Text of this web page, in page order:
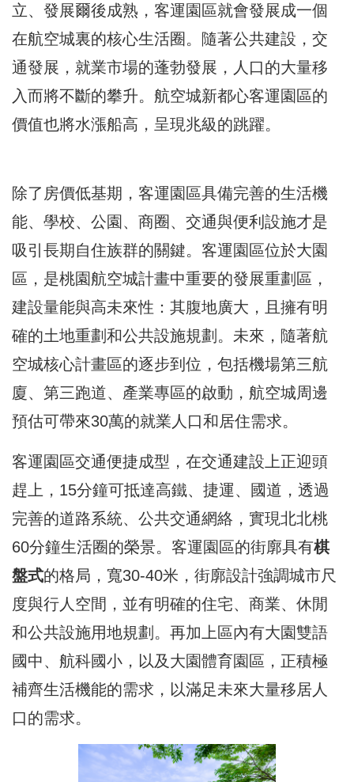
立、發展爾後成熟，客運園區就會發展成一個
在航空城裏的核心生活圈。隨著公共建設，交
通發展，就業市場的蓬勃發展，人口的大量移
入而將不斷的攀升。航空城新都心客運園區的
價值也將水漲船高，呈現兆級的跳躍。
除了房價低基期，客運園區具備完善的生活機
能、學校、公園、商圈、交通與便利設施才是
吸引長期自住族群的關鍵。客運園區位於大園
區，是桃園航空城計畫中重要的發展重劃區，
建設量能與高未來性：其腹地廣大，且擁有明
確的土地重劃和公共設施規劃。未來，隨著航
空城核心計畫區的逐步到位，包括機場第三航
廈、第三跑道、產業專區的啟動，航空城周邊
預估可帶來30萬的就業人口和居住需求。
客運園區交通便捷成型，在交通建設上正迎頭
趕上，15分鐘可抵達高鐵、捷運、國道，透過
完善的道路系統、公共交通網絡，實現北北桃
60分鐘生活圈的榮景。客運園區的街廓具有棋
盤式的格局，寬30-40米，街廓設計強調城市尺
度與行人空間，並有明確的住宅、商業、休閒
和公共設施用地規劃。再加上區內有大園雙語
國中、航科國小，以及大園體育園區，正積極
補齊生活機能的需求，以滿足未來大量移居人
口的需求。